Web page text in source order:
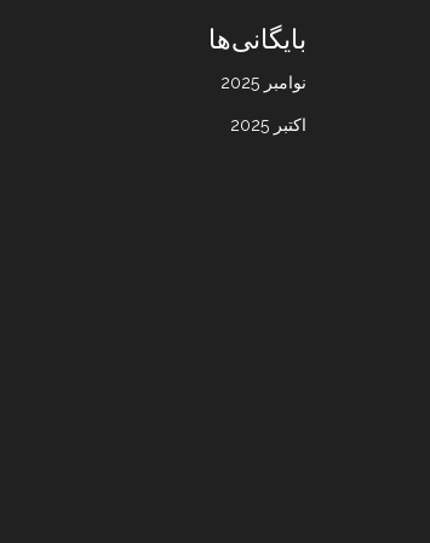
بایگانی‌ها
نوامبر 2025
اکتبر 2025